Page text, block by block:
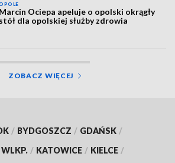
Marcin Ociepa apeluje o opolski okrągły
stół dla opolskiej służby zdrowia
ZOBACZ WIĘCEJ
/ BYDGOSZCZ / GDAŃSK /
/ KATOWICE / KIELCE /